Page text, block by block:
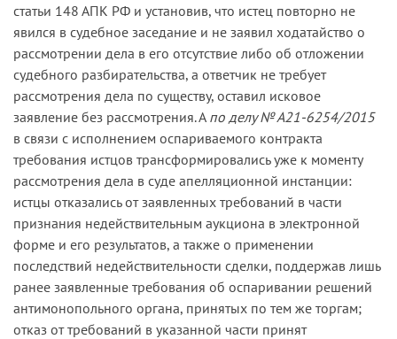
статьи 148 АПК РФ и установив, что истец повторно не
явился в судебное заседание и не заявил ходатайство о
рассмотрении дела в его отсутствие либо об отложении
судебного разбирательства, а ответчик не требует
рассмотрения дела по существу, оставил исковое
заявление без рассмотрения. А по делу № А21-6254/2015
в связи с исполнением оспариваемого контракта
требования истцов трансформировались уже к моменту
рассмотрения дела в суде апелляционной инстанции:
истцы отказались от заявленных требований в части
признания недействительным аукциона в электронной
форме и его результатов, а также о применении
последствий недействительности сделки, поддержав лишь
ранее заявленные требования об оспаривании решений
антимонопольного органа, принятых по тем же торгам;
отказ от требований в указанной части принят